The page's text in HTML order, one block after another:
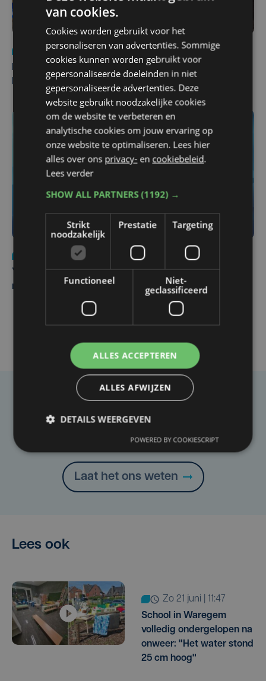
Nieuws
di 4 augustus | 09:32
Man en vrouw dood aangetroffen in woning in Sint-
Pieters Brugge
do 6 augustus | 21:30
Yaro (19), slachtoffer van vechtpartij, is na
maandenlange coma overleden
Taalfout opgemerkt?
Heb je een taal- of schrijffout opgemerkt in dit
artikel?
Laat het ons weten
Lees ook
zo 21 juni | 11:47
School in Waregem
volledig ondergelopen na
onweer: "Het water stond
25 cm hoog"
van cookies.
Cookies worden gebruikt voor het
personaliseren van advertenties. Sommige
cookies kunnen worden gebruikt voor
gepersonaliseerde doeleinden in niet
gepersonaliseerde advertenties. Deze
website gebruikt noodzakelijke cookies
om de website te verbeteren en
analytische cookies om jouw ervaring op
onze website te optimaliseren. Lees hier
alles over ons privacy- en cookiebeleid.
Lees verder
SHOW ALL PARTNERS(1192) →
Strikt
noodzakelijk
Prestatie Targeting
Functioneel
Niet-
geclassificeerd
ALLES ACCEPTEREN
ALLES AFWIJZEN
DETAILS WEERGEVEN
POWERED BY COOKIESCRIPT